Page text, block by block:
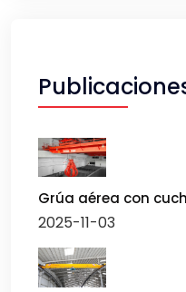
Grúa aérea con
2025-11-03